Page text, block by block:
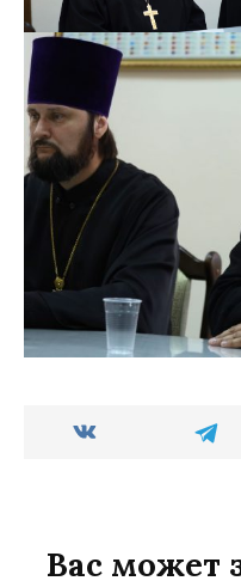
Вас может